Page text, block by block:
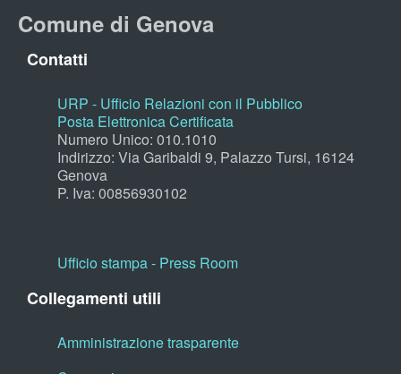
Comune di Genova
Contatti
URP - Ufficio Relazioni con il Pubblico
Posta Elettronica Certificata
Numero Unico: 010.1010
Indirizzo: Via Garibaldi 9, Palazzo Tursi, 16124
Genova
P. Iva: 00856930102
Ufficio stampa - Press Room
Collegamenti utili
Amministrazione trasparente